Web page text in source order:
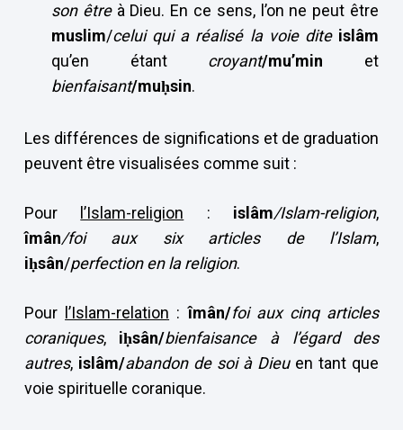
son êtreà Dieu. En ce sens, l’on ne peut être
muslim/celui qui a réalisé la voie dite islâm
qu’en étant croyant/mu’min et
bienfaisant/muḥsin.
Les différences de significations et de graduation
peuvent être visualisées comme suit :
Pour l’Islam-religion : islâm/Islam-religion,
îmân/foi aux six articles de l’Islam,
iḥsân/perfection en la religion.
Pour l’Islam-relation :îmân/foi aux cinq articles
coraniques,iḥsân/bienfaisance à l’égard des
autres, islâm/abandon de soi à Dieuen tant que
voie spirituelle coranique.